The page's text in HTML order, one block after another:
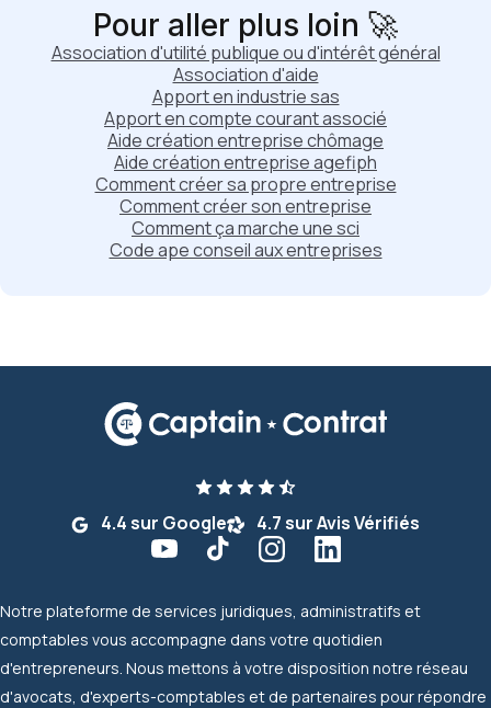
Pour aller plus loin 🚀
Association d'utilité publique ou d'intérêt général
Association d'aide
Apport en industrie sas
Apport en compte courant associé
Aide création entreprise chômage
Aide création entreprise agefiph
Comment créer sa propre entreprise
Comment créer son entreprise
Comment ça marche une sci
Code ape conseil aux entreprises
4.4 sur Google 4.7 sur Avis Vérifiés
Notre plateforme de services juridiques, administratifs et
comptables vous accompagne dans votre quotidien
d'entrepreneurs. Nous mettons à votre disposition notre réseau
d'avocats, d'experts-comptables et de partenaires pour répondre